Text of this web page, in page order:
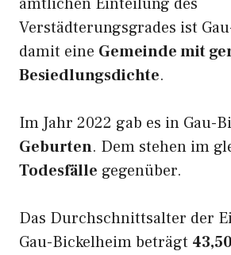
Verstädterungsgrades ist
damit eine Gemeinde mit
Besiedlungsdichte.
Im Jahr 2022 gab es in Gau-
Geburten. Dem stehen im
Todesfälle gegenüber.
Das Durchschnittsalter der
Gau-Bickelheim beträgt